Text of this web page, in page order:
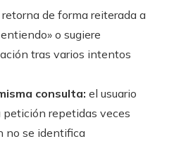
retorna de forma reiterada a
o sugiere
tras varios intentos
consulta: el usuario
repetidas veces
no se identifica